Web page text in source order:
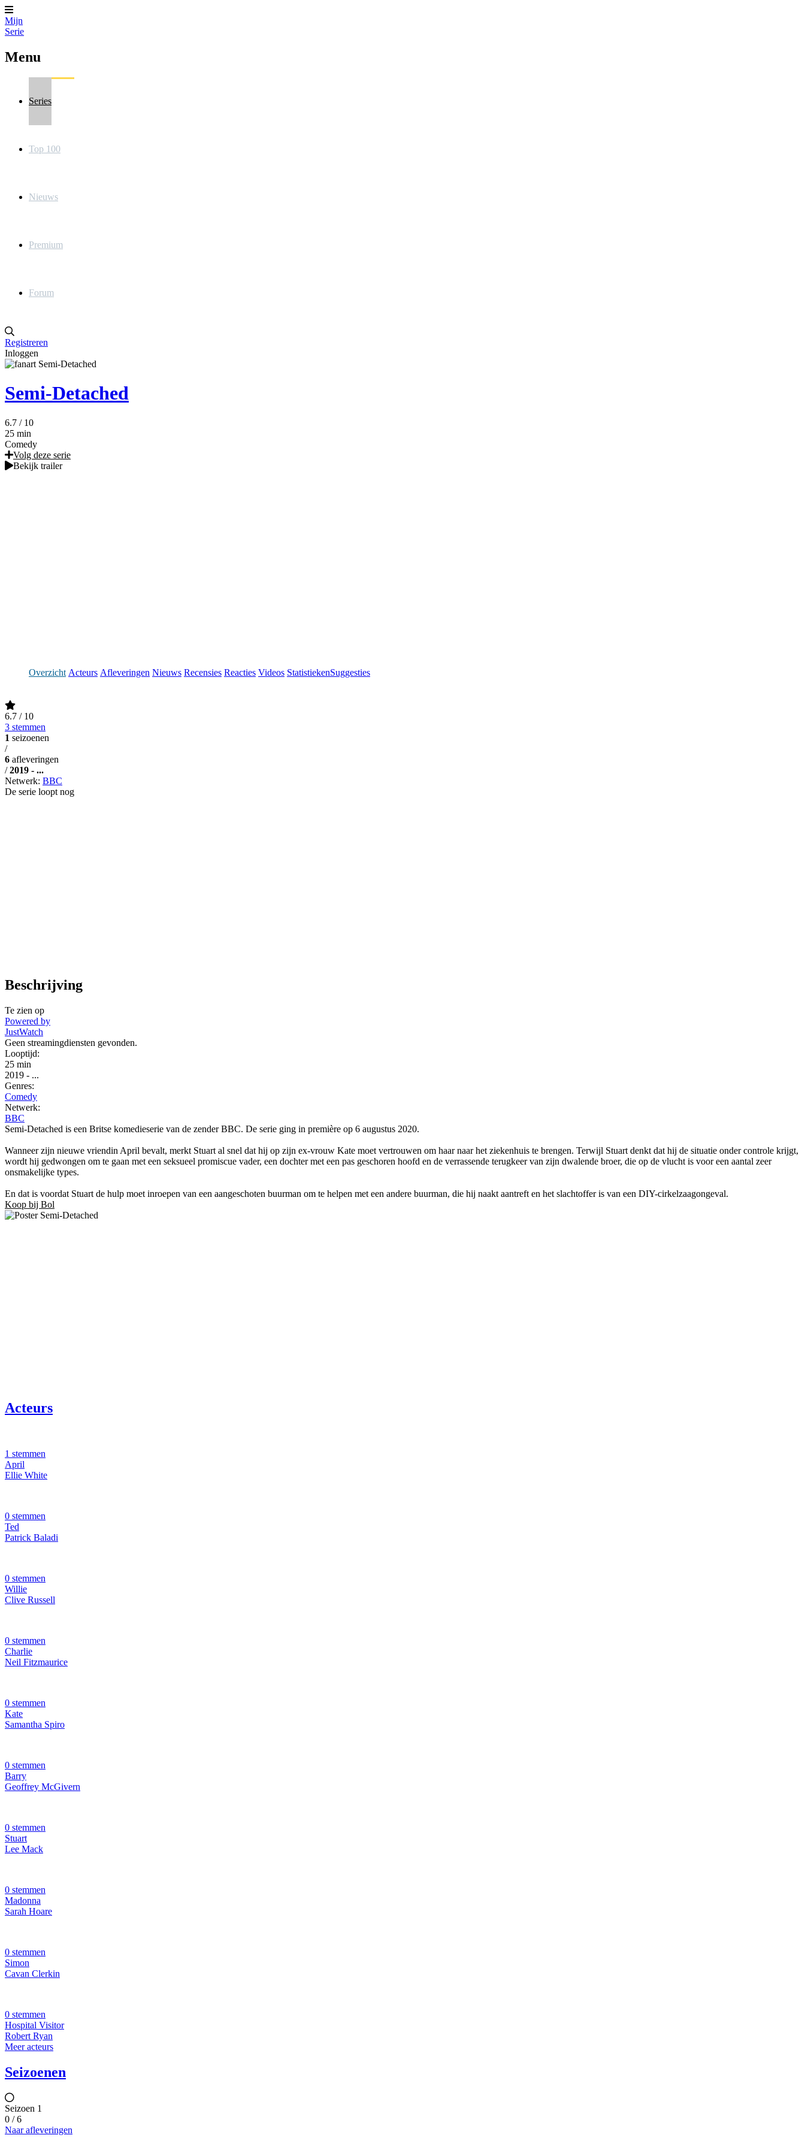
Mijn
Serie
Menu
Series
Top 100
Nieuws
Premium
Forum
Registreren
Inloggen
Semi-Detached
6.7 / 10
25 min
Comedy
Volg deze serie
Bekijk trailer
Overzicht Acteurs Afleveringen Nieuws Recensies Reacties Videos StatistiekenSuggesties
6.7 / 10
3 stemmen
1 seizoenen
/
6 afleveringen
/ 2019 - ...
Netwerk: BBC
De serie loopt nog
Beschrijving
Te zien op
Powered by
JustWatch
Geen streamingdiensten gevonden.
Looptijd:
25 min
2019 - ...
Genres:
Comedy
Netwerk:
BBC
Semi-Detached is een Britse komedieserie van de zender BBC. De serie ging in première op 6 augustus 2020.
Wanneer zijn nieuwe vriendin April bevalt, merkt Stuart al snel dat hij op zijn ex-vrouw Kate moet vertrouwen om haar naar het ziekenhuis te brengen. Terwijl Stuart denkt dat hij de situatie onder controle krijgt,
wordt hij gedwongen om te gaan met een seksueel promiscue vader, een dochter met een pas geschoren hoofd en de verrassende terugkeer van zijn dwalende broer, die op de vlucht is voor een aantal zeer
onsmakelijke types.
En dat is voordat Stuart de hulp moet inroepen van een aangeschoten buurman om te helpen met een andere buurman, die hij naakt aantreft en het slachtoffer is van een DIY-cirkelzaagongeval.
Koop bij Bol
Acteurs
1 stemmen
April
Ellie White
0 stemmen
Ted
Patrick Baladi
0 stemmen
Willie
Clive Russell
0 stemmen
Charlie
Neil Fitzmaurice
0 stemmen
Kate
Samantha Spiro
0 stemmen
Barry
Geoffrey McGivern
0 stemmen
Stuart
Lee Mack
0 stemmen
Madonna
Sarah Hoare
0 stemmen
Simon
Cavan Clerkin
0 stemmen
Hospital Visitor
Robert Ryan
Meer acteurs
Seizoenen
Seizoen 1
0 / 6
Naar afleveringen